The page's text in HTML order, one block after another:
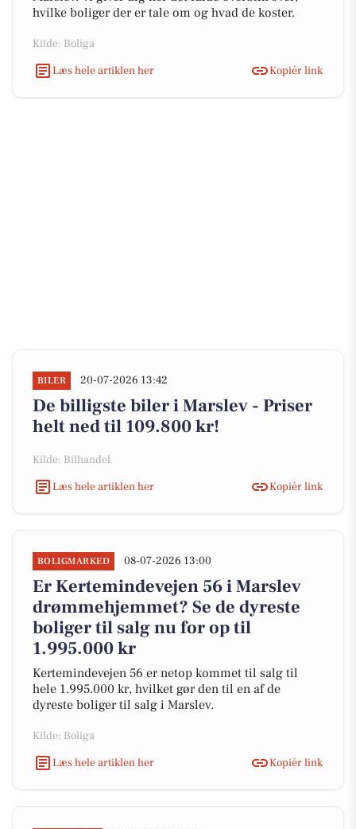
hvilke boliger der er tale om og hvad de koster.
Kilde: Boliga
Læs hele artiklen her
Kopiér link
BILER 20-07-2026 13:42
De billigste biler i Marslev - Priser
helt ned til 109.800 kr!
Kilde: Bilhandel
Læs hele artiklen her
Kopiér link
BOLIGMARKED 08-07-2026 13:00
Er Kertemindevejen 56 i Marslev
drømmehjemmet? Se de dyreste
boliger til salg nu for op til
1.995.000 kr
Kertemindevejen 56 er netop kommet til salg til
hele 1.995.000 kr, hvilket gør den til en af de
dyreste boliger til salg i Marslev.
Kilde: Boliga
Læs hele artiklen her
Kopiér link